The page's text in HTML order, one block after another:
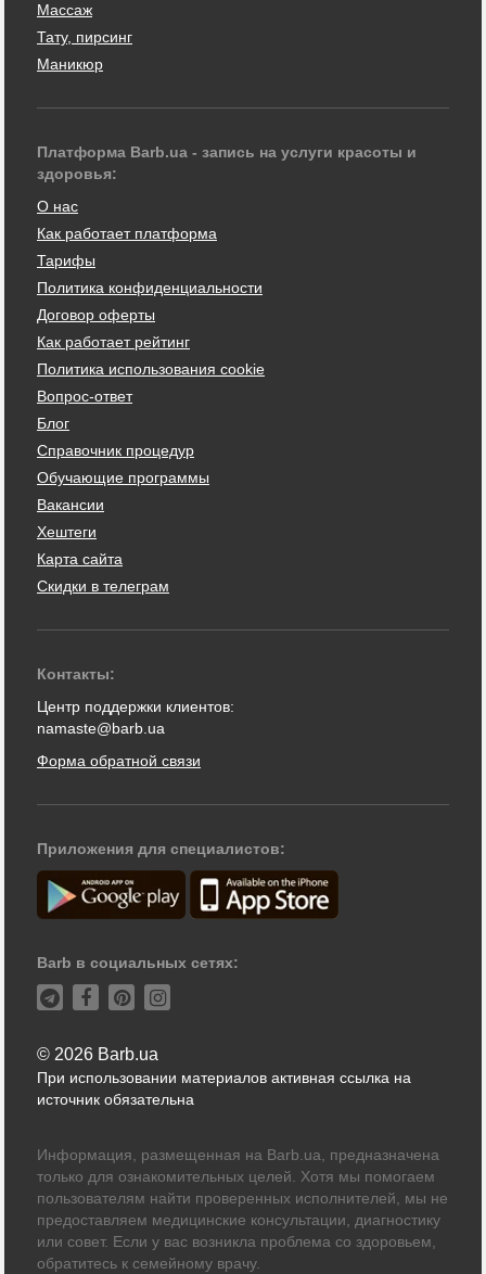
Массаж
Тату, пирсинг
Маникюр
Платформа Barb.ua - запись на услуги красоты и
здоровья:
О нас
Как работает платформа
Тарифы
Политика конфиденциальности
Договор оферты
Как работает рейтинг
Политика использования cookie
Вопрос-ответ
Блог
Справочник процедур
Обучающие программы
Вакансии
Хештеги
Карта сайта
Скидки в телеграм
Контакты:
Центр поддержки клиентов:
namaste@barb.ua
Форма обратной связи
Приложения для специалистов:
Barb в социальных сетях:
© 2026 Barb.ua
При использовании материалов активная ссылка на
источник обязательна
Информация, размещенная на Barb.ua, предназначена
только для ознакомительных целей. Хотя мы помогаем
пользователям найти проверенных исполнителей, мы не
предоставляем медицинские консультации, диагностику
или совет. Если у вас возникла проблема со здоровьем,
обратитесь к семейному врачу.